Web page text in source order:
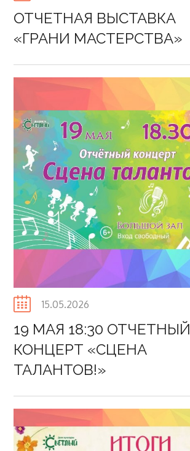
ОТЧЕТНАЯ ВЫСТАВКА
«ГРАНИ МАСТЕРСТВА»
Posted
15.05.2026
19 МАЯ 18:30 ОТЧЕТНЫЙ
КОНЦЕРТ «СЦЕНА
ТАЛАНТОВ!»